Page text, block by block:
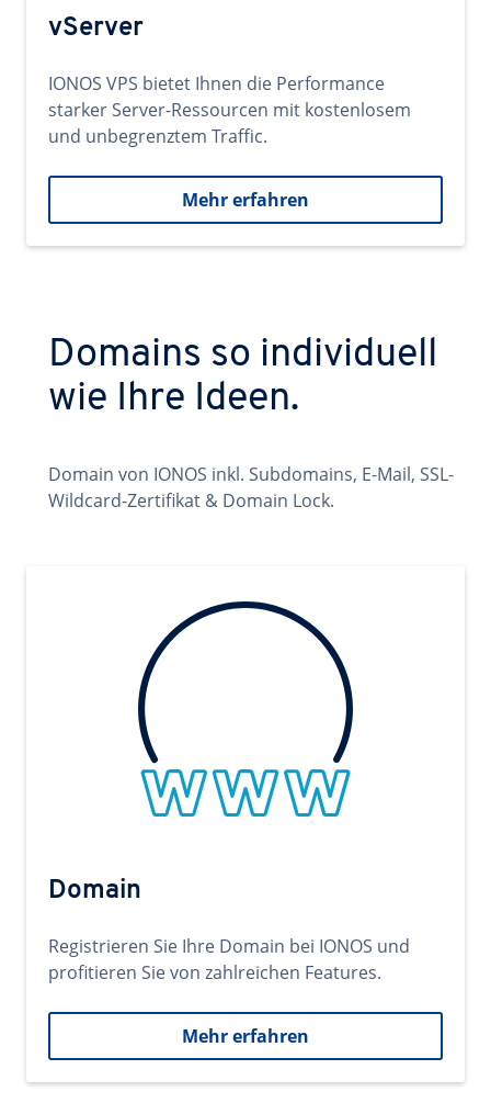
vServer
IONOS VPS bietet Ihnen die Performance
starker Server-Ressourcen mit kostenlosem
und unbegrenztem Traffic.
Mehr erfahren
Domains so individuell
wie Ihre Ideen.
Domain von IONOS inkl. Subdomains, E-Mail, SSL-
Wildcard-Zertifikat & Domain Lock.
Domain
Registrieren Sie Ihre Domain bei IONOS und
profitieren Sie von zahlreichen Features.
Mehr erfahren